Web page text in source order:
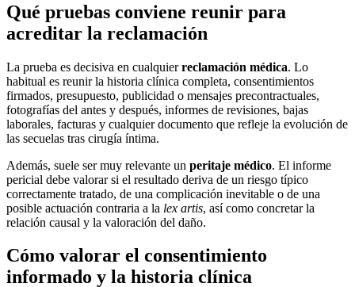
Qué pruebas conviene reunir para
acreditar la reclamación
La prueba es decisiva en cualquierreclamación médica. Lo
habitual es reunir la historia clínica completa, consentimientos
firmados, presupuesto, publicidad o mensajes precontractuales,
fotografías del antes y después, informes de revisiones, bajas
laborales, facturas y cualquier documento que refleje la evolución de
las secuelas tras cirugía íntima.
Además, suele ser muy relevante un peritaje médico. El informe
pericial debe valorar si el resultado deriva de un riesgo típico
correctamente tratado, de una complicación inevitable o de una
posible actuación contraria a la lex artis, así como concretar la
relación causal y la valoración del daño.
Cómo valorar el consentimiento
informado y la historia clínica